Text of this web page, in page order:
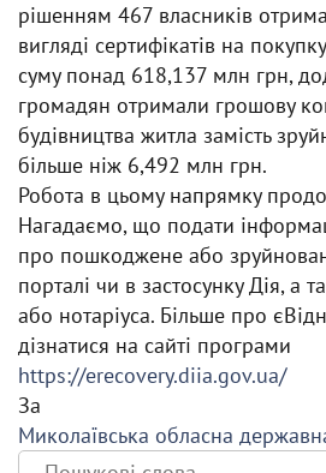
рішенням 467 власників
вигляді сертифікатів на
суму понад 618,137 млн грн,
громадян отримали грошову
будівництва житла замість
більше ніж 6,492 млн грн.
Робота в цьому напрямку
Нагадаємо, що подати
про пошкоджене або
порталі чи в застосунку Дія, а
або нотаріуса. Більше про
дізнатися на сайті програми
https://erecovery.diia.gov.ua/
За
Миколаївська обласна